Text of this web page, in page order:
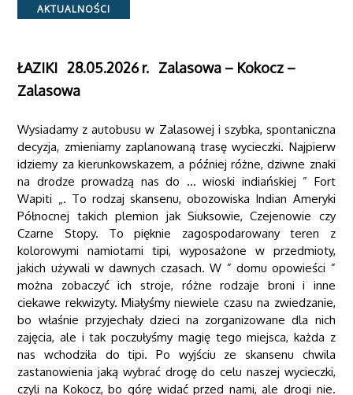
Categories
AKTUALNOŚCI
ŁAZIKI 28.05.2026 r. Zalasowa – Kokocz –
Zalasowa
Wysiadamy z autobusu w Zalasowej i szybka, spontaniczna
decyzja, zmieniamy zaplanowaną trasę wycieczki. Najpierw
idziemy za kierunkowskazem, a później różne, dziwne znaki
na drodze prowadzą nas do … wioski indiańskiej ” Fort
Wapiti „. To rodzaj skansenu, obozowiska Indian Ameryki
Północnej takich plemion jak Siuksowie, Czejenowie czy
Czarne Stopy. To pięknie zagospodarowany teren z
kolorowymi namiotami tipi, wyposażone w przedmioty,
jakich używali w dawnych czasach. W ” domu opowieści ”
można zobaczyć ich stroje, różne rodzaje broni i inne
ciekawe rekwizyty. Miałyśmy niewiele czasu na zwiedzanie,
bo właśnie przyjechały dzieci na zorganizowane dla nich
zajęcia, ale i tak poczułyśmy magię tego miejsca, każda z
nas wchodziła do tipi. Po wyjściu ze skansenu chwila
zastanowienia jaką wybrać drogę do celu naszej wycieczki,
czyli na Kokocz, bo górę widać przed nami, ale drogi nie.